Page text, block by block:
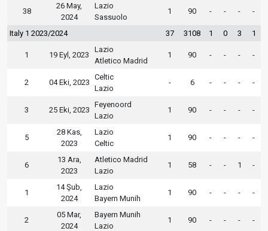
38
26 May,
2024
Lazio
Sassuolo
1 90 - - - -
Italy 1 2023/2024 37 3108 1 0 3 1
1 19 Eyl, 2023
Lazio
Atletico Madrid
1 90 - - - -
2 04 Eki, 2023
Celtic
Lazio
- 6 - - - -
3 25 Eki, 2023
Feyenoord
Lazio
1 90 - - - -
5
28 Kas,
2023
Lazio
Celtic
1 90 - - - -
6
13 Ara,
2023
Atletico Madrid
Lazio
1 58 - - 1 -
1
14 Şub,
2024
Lazio
Bayern Munih
1 90 - - - -
2
05 Mar,
2024
Bayern Munih
Lazio
1 90 - - - -